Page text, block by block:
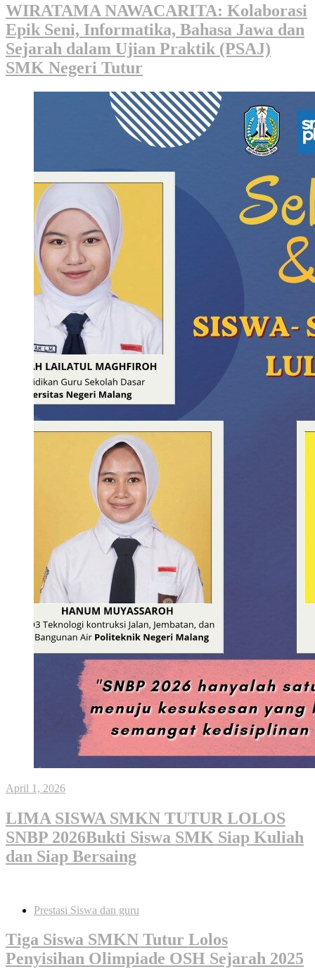
WIRATAMA NAWACARITA: Kolaborasi
Epik Seni, Informatika, Bahasa Jawa dan
Sejarah dalam Ujian Praktik (PSAJ)
SMK Negeri Tutur
April 1, 2026
LIMA SISWA SMKN TUTUR LOLOS
SNBP 2026Bukti Siswa SMK Siap Kuliah
dan Siap Bersaing
Prestasi Siswa dan guru
Tiga Siswa SMKN Tutur Lolos
Penyisihan Olimpiade OSH Sejarah 2025